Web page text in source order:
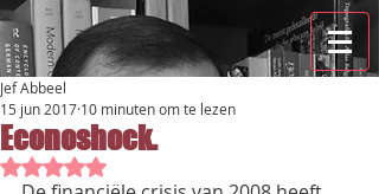
Econoshock.
Jef Abbeel
15 jun 2017 10 minuten om te lezen
Beoordeeld met NaN uit 5 sterren.